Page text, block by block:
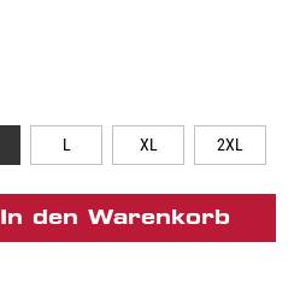
L XL 2XL
In den Warenkorb